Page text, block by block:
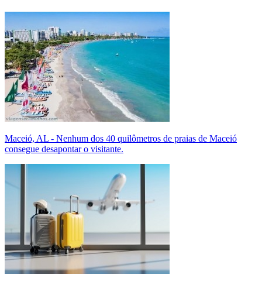
Maceió, AL - Nenhum dos 40 quilômetros de praias de Maceió
consegue desapontar o visitante.